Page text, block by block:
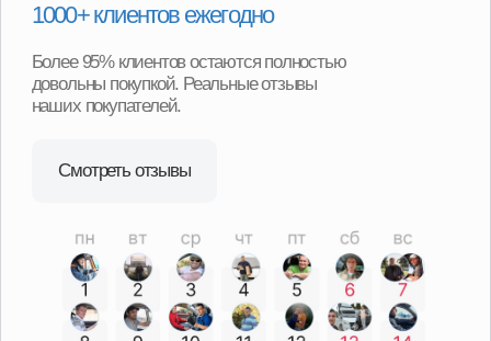
Удобная гарантия
нашим покупателям не придётся отправлять товар
продавцу транспортной компанией и ждать долгого
нашего присутствия и сразу получить деньги или
замену товара.